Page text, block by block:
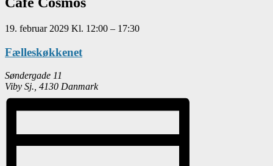
19. februar 2029 Kl. 12:00 – 17:30
Fælleskøkkenet
Søndergade 11
Viby Sj. 4130 Danmark